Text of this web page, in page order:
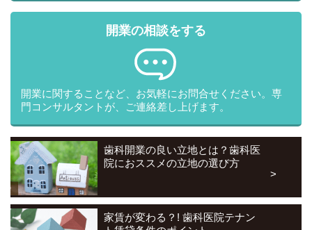
2.(6)法令に基づく場合
2.(7)人の生命、身体または財産の保護のために必要がある場合で
あって、ご本人の同意を得ることが困難であるとき
2.(8)公衆衛生の向上または児童の健全な育成の推進のために必要
がある場合であって、ご本人の同意を得ることが困難であるとき
2.(9)国の機関もしくは地方公共団体またはその委託を受けた者が
法令の定める事務を遂行することに対して協力する必要がある場
合であって、ご本人の同意を得ることにより当該事務の遂行に支
障を及ぼすおそれがあるとき
3.委託先について
株式会社インサイトは、個人情報の取扱いの全部又は一部を業者
等に委託する場合、十分な個人情報の保護水準を満たしている業
者等を選定し、委託する個人情報の安全管理が図られるよう委託
開業の相談をする
開業に関することなど、お気軽にお問合せください。専
門コンサルタントが、ご連絡差し上げます。
歯科開業の良い立地とは？歯科医
院におススメの立地の選び方
家賃が変わる？! 歯科医院テナン